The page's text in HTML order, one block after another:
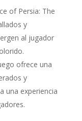
of Persia: The
y
al jugador
ofrece una
y
una experiencia